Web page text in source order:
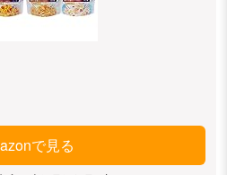
で見る